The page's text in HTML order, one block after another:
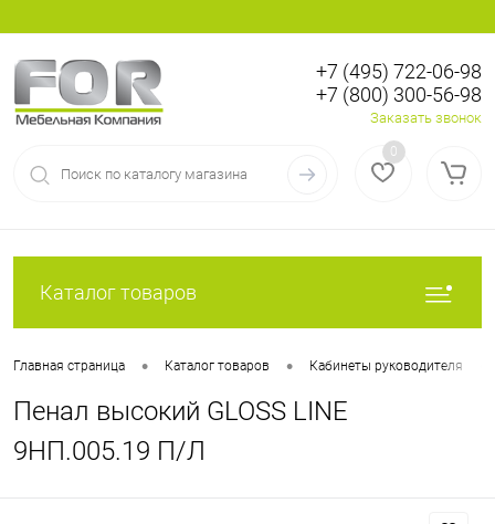
Регистрация
+7 (495) 722-06-98
+7 (800) 300-56-98
Заказать звонок
0
Каталог товаров
Главная страница • Каталог товаров • Кабинеты руководителя
Пенал высокий GLOSS LINE
9НП.005.19 П/Л